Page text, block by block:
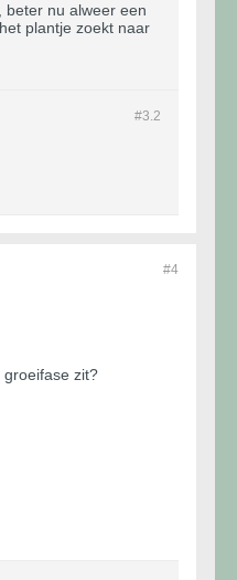
beter nu alweer een
plantje zoekt naar
#3.2
#4
zit?